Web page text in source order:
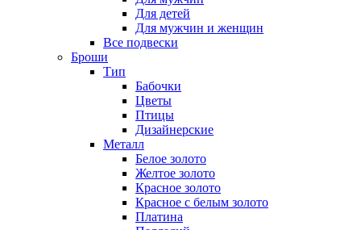
Для детей
Для мужчин и женщин
Все подвески
Броши
Тип
Бабочки
Цветы
Птицы
Дизайнерские
Металл
Белое золото
Желтое золото
Красное золото
Красное с белым золото
Платина